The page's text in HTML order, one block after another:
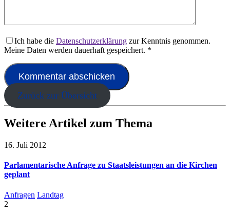
Ich habe die Datenschutzerklärung zur Kenntnis genommen.
Meine Daten werden dauerhaft gespeichert. *
Zurück zur Übersicht
Weitere Artikel zum Thema
16. Juli 2012
Parlamentarische Anfrage zu Staatsleistungen an die Kirchen
geplant
Anfragen Landtag
2